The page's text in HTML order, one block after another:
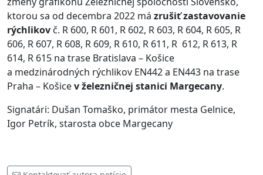
ktorou sa od decembra 2022 má zrušiť zastavovanie
rýchlikov č. R 600, R 601, R 602, R 603, R 604, R 605, R
606, R 607, R 608, R 609, R 610, R 611, R 612, R 613, R
614, R 615 na trase Bratislava – Košice
a medzinárodných rýchlikov EN442 a EN443 na trase
Praha – Košicev železničnej stanici Margecany.
Signatári: Dušan Tomaško, primátor mesta Gelnice,
Igor Petrík, starosta obce Margecany